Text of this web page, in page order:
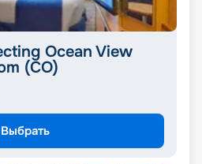
Ocean View
(CO)
Выбрать